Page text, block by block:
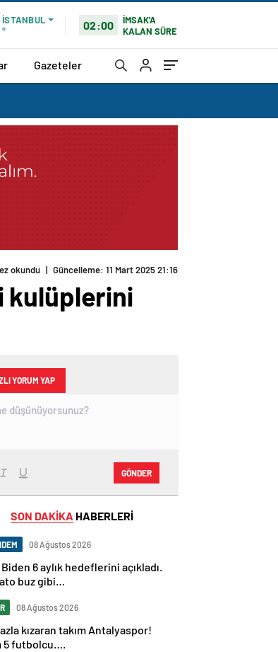
İSTANBUL
°
02:00
İMSAK'A
KALAN SÜRE
Gazeteler
okundu | Güncelleme: 11 Mart 2025 21:16
kulüplerini
YORUM YAP
GÖNDER
SON DAKİKA HABERLERİ
08 Ağustos 2026
6 aylık hedeflerini açıkladı.
buz gibi…
08 Ağustos 2026
kızaran takım Antalyaspor!
5 futbolcu….